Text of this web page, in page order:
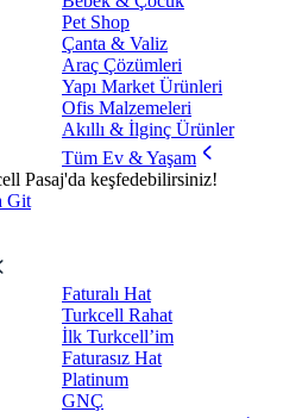
Pet Shop
Çanta & Valiz
Araç Çözümleri
Yapı Market Ürünleri
Ofis Malzemeleri
Akıllı & İlginç Ürünler
Tüm Ev & Yaşam
Pasaj'da keşfedebilirsiniz!
Git
Faturalı Hat
Turkcell Rahat
İlk Turkcell’im
Faturasız Hat
Platinum
GNÇ